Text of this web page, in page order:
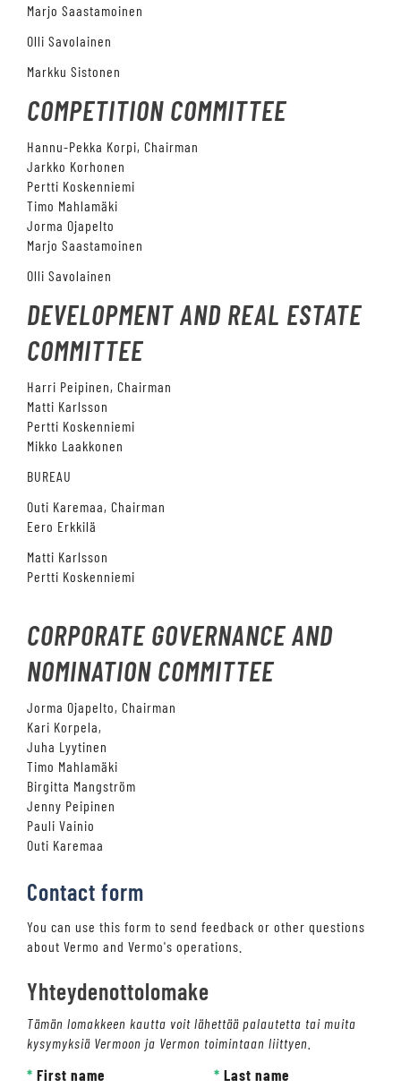
Marjo Saastamoinen
Olli Savolainen
Markku Sistonen
COMPETITION COMMITTEE
Hannu-Pekka Korpi, Chairman
Jarkko Korhonen
Pertti Koskenniemi
Timo Mahlamäki
Jorma Ojapelto
Marjo Saastamoinen
Olli Savolainen
DEVELOPMENT AND REAL ESTATE
COMMITTEE
Harri Peipinen, Chairman
Matti Karlsson
Pertti Koskenniemi
Mikko Laakkonen
BUREAU
Outi Karemaa, Chairman
Eero Erkkilä
Matti Karlsson
Pertti Koskenniemi
CORPORATE GOVERNANCE AND
NOMINATION COMMITTEE
Jorma Ojapelto, Chairman
Kari Korpela,
Juha Lyytinen
Timo Mahlamäki
Birgitta Mangström
Jenny Peipinen
Pauli Vainio
Outi Karemaa
Contact form
You can use this form to send feedback or other questions
about Vermo and Vermo's operations.
Yhteydenottolomake
Tämän lomakkeen kautta voit lähettää palautetta tai muita
kysymyksiä Vermoon ja Vermon toimintaan liittyen.
* First name * Last name